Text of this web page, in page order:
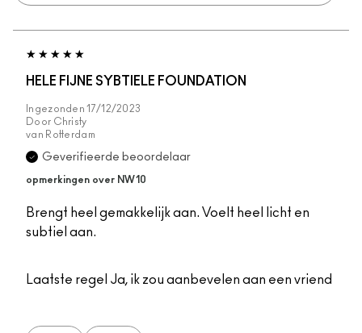
HELE FIJNE SYBTIELE FOUNDATION
Ingezonden17/12/2023
Door Christy
van Rotterdam
Geverifieerde beoordelaar
opmerkingen over NW10
Brengt heel gemakkelijk aan. Voelt heel licht en
subtiel aan.
Laatste regel Ja, ik zou aanbevelen aan een vriend